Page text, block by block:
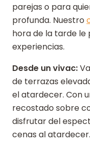
parejas o para
profunda. Nuestro
hora de la tarde
experiencias.
Desde un vivac:
de terrazas
el atardecer. Con
recostado sobre
disfrutar del
cenas al atardecer.